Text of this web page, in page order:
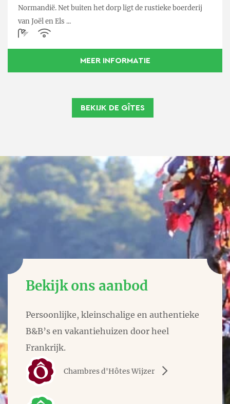
Normandië. Net buiten het dorp ligt de rustieke boerderij
van Joël en Els ...
MEER INFORMATIE
BEKIJK DE GÎTES
Bekijk ons aanbod
Persoonlijke, kleinschalige en authentieke
B&B’s en vakantiehuizen door heel
Frankrijk.
Chambres d'Hôtes Wijzer